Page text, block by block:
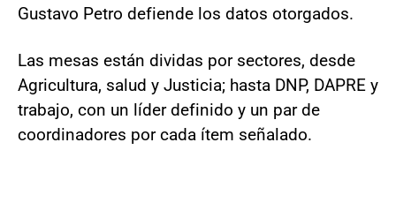
Gustavo Petro defiende los datos otorgados.
Las mesas están dividas por sectores, desde
Agricultura, salud y Justicia; hasta DNP, DAPRE y
trabajo, con un líder definido y un par de
coordinadores por cada ítem señalado.